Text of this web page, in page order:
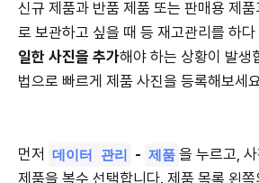
신규 제품과 반품 제품 또는 판매용 제
로 보관하고 싶을 때 등 재고관리를 하다
일한 사진을 추가해야 하는 상황이 발생
법으로 빠르게 제품 사진을 등록해보세
먼저 데이터 관리 - 제품 을 누르고,
제품을 복수 선택합니다. 제품 목록 왼